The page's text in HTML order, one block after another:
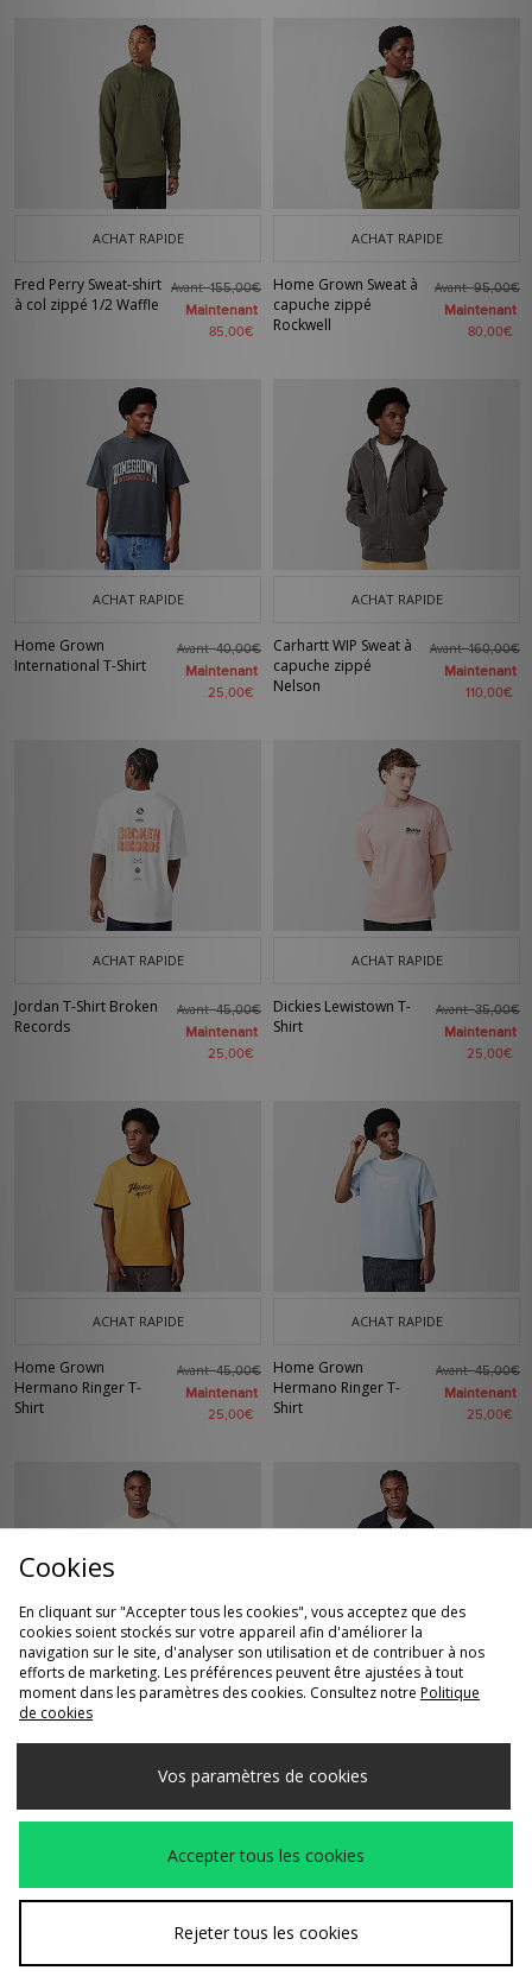
ACHAT RAPIDE
Fred Perry Sweat-shirt
à col zippé 1/2 Waffle
Avant155,00€
Maintenant
85,00€
ACHAT RAPIDE
Home Grown Sweat à
capuche zippé
Rockwell
Avant95,00€
Maintenant
80,00€
ACHAT RAPIDE
Home Grown
International T-Shirt
Avant40,00€
Maintenant
25,00€
ACHAT RAPIDE
Carhartt WIP Sweat à
capuche zippé
Nelson
Avant160,00€
Maintenant
110,00€
ACHAT RAPIDE
Jordan T-Shirt Broken
Records
Avant45,00€
Maintenant
25,00€
ACHAT RAPIDE
Dickies Lewistown T-
Shirt
Avant35,00€
Maintenant
25,00€
ACHAT RAPIDE
Home Grown
Hermano Ringer T-
Shirt
Avant45,00€
Maintenant
25,00€
ACHAT RAPIDE
Home Grown
Hermano Ringer T-
Shirt
Avant45,00€
Maintenant
25,00€
ACHAT RAPIDE
Embroidered Panel T-
50,00€
ACHAT RAPIDE
Surchemise à poches
en ripstop
Cookies
En cliquant sur "Accepter tous les cookies", vous acceptez que des
cookies soient stockés sur votre appareil afin d'améliorer la
navigation sur le site, d'analyser son utilisation et de contribuer à nos
efforts de marketing. Les préférences peuvent être ajustées à tout
moment dans les paramètres des cookies. Consultez notre Politique
de cookies
Vos paramètres de cookies
Accepter tous les cookies
Rejeter tous les cookies